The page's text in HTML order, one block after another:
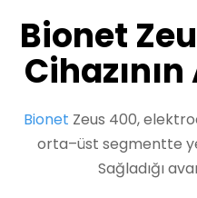
Bionet
Bionet Zeus 400,
orta–üst segmentte
Sağladığı